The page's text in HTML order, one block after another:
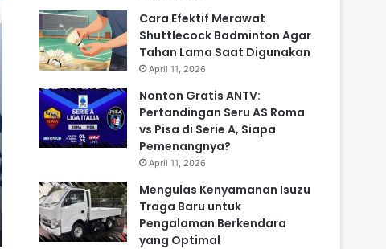
Cara Efektif Merawat
Shuttlecock Badminton Agar
Tahan Lama Saat Digunakan
April 11, 2026
Nonton Gratis ANTV:
Pertandingan Seru AS Roma
vs Pisa di Serie A, Siapa
Pemenangnya?
April 11, 2026
Mengulas Kenyamanan Isuzu
Traga Baru untuk
Pengalaman Berkendara
yang Optimal